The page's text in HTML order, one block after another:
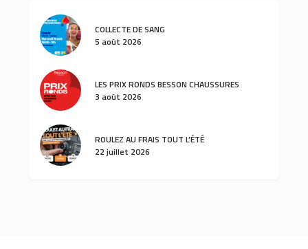
COLLECTE DE SANG
5 août 2026
LES PRIX RONDS BESSON CHAUSSURES
3 août 2026
ROULEZ AU FRAIS TOUT L’ÉTÉ
22 juillet 2026